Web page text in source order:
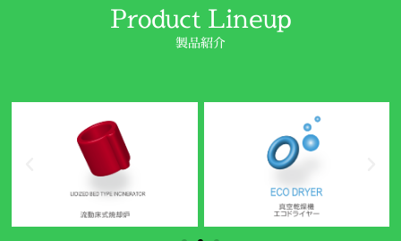
Product Lineup
製品紹介